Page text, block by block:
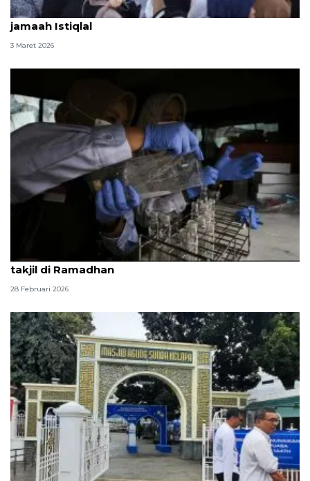
AQUA bagikan 100 ribu air mineral dan takjil untuk
jamaah Istiqlal
3 Maret 2026
BPOM Bandarlampung tingkatkan pengawasan
takjil di Ramadhan
28 Februari 2026